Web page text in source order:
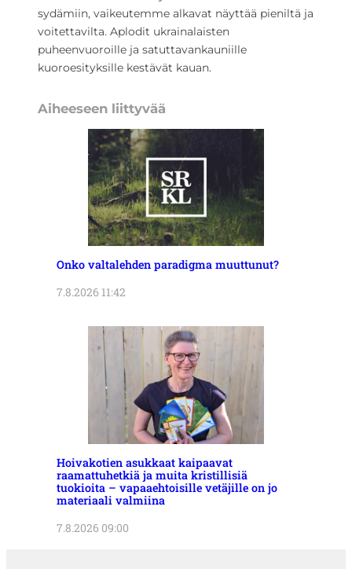
sydämiin, vaikeutemme alkavat näyttää pieniltä ja
voitettavilta. Aplodit ukrainalaisten
puheenvuoroille ja satuttavankauniille
kuoroesityksille kestävät kauan.
Aiheeseen liittyvää
Onko valtalehden paradigma muuttunut?
7.8.2026 11:42
Hoivakotien asukkaat kaipaavat
raamattuhetkiä ja muita kristillisiä
tuokioita – vapaaehtoisille vetäjille on jo
materiaali valmiina
7.8.2026 09:00